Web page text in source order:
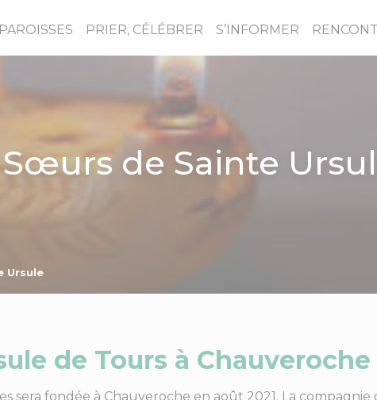
PRIER, CÉLÉBRER S’INFORMER
de Sainte
Ursule
de Tours à Chauveroche
sera fondée à Chauveroche en août 2021. La